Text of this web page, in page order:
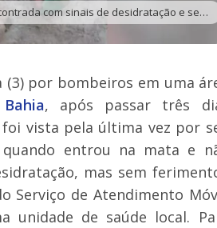
Vítima foi encontrada com sinais de desidratação e sem ferimentos graves - Foto: Divulgação
por bombeiros em uma
Bahia, após passar três
vista pela última vez por
entrou na mata e
mas sem
Serviço de Atendimento
unidade de saúde local.